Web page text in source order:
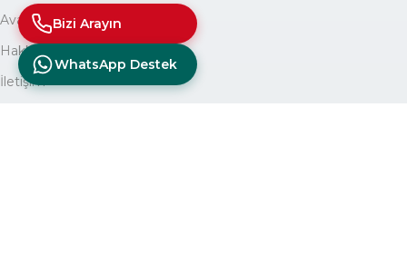
Avantajlarımız
Hakkımızda
İletişim
Bizi Arayın
WhatsApp Destek